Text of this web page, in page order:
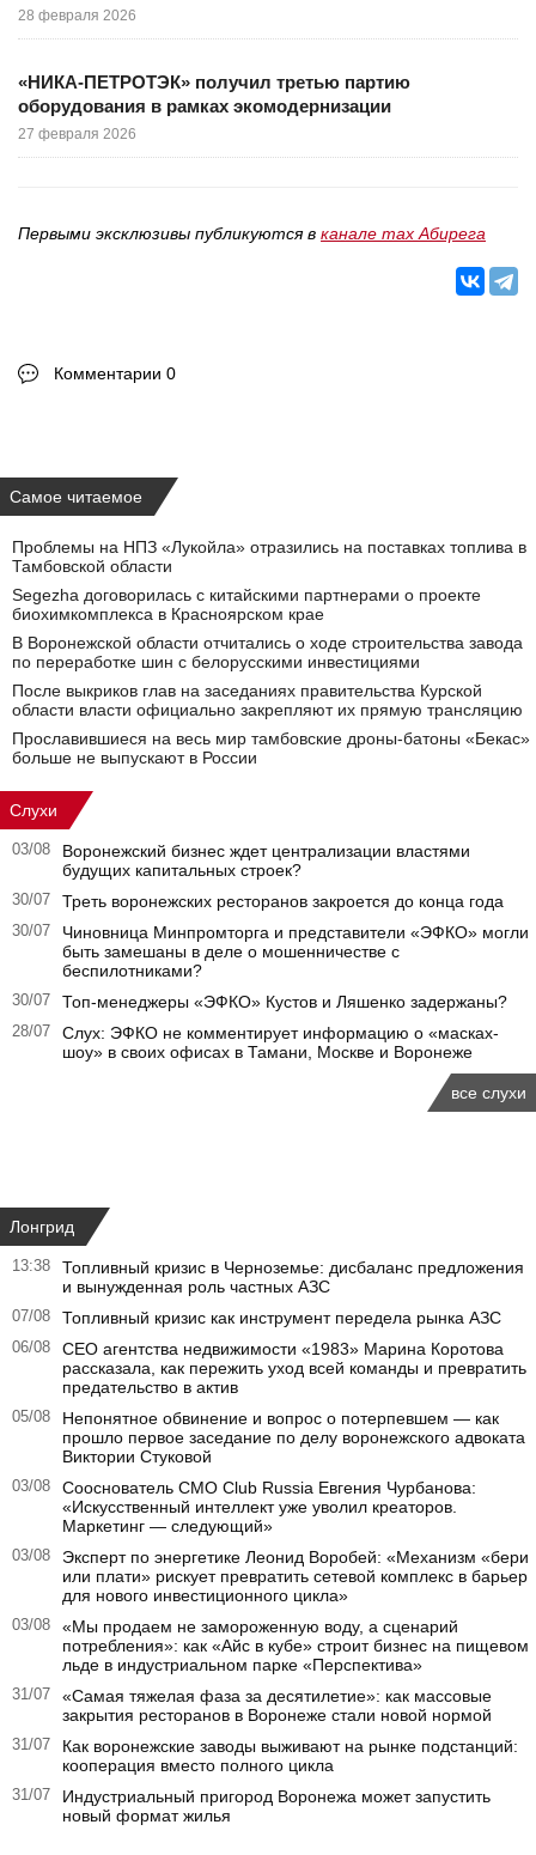
28 февраля 2026
«НИКА-ПЕТРОТЭК» получил третью партию
оборудования в рамках экомодернизации
27 февраля 2026
Первыми эксклюзивы публикуются в канале max Абирега
Комментарии 0
Самое читаемое
Проблемы на НПЗ «Лукойла» отразились на поставках топлива в
Тамбовской области
Segezha договорилась с китайскими партнерами о проекте
биохимкомплекса в Красноярском крае
В Воронежской области отчитались о ходе строительства завода
по переработке шин с белорусскими инвестициями
После выкриков глав на заседаниях правительства Курской
области власти официально закрепляют их прямую трансляцию
Прославившиеся на весь мир тамбовские дроны-батоны «Бекас»
больше не выпускают в России
Слухи
03/08
Воронежский бизнес ждет централизации властями
будущих капитальных строек?
30/07 Треть воронежских ресторанов закроется до конца года
30/07
Чиновница Минпромторга и представители «ЭФКО» могли
быть замешаны в деле о мошенничестве с
беспилотниками?
30/07 Топ-менеджеры «ЭФКО» Кустов и Ляшенко задержаны?
28/07
Слух: ЭФКО не комментирует информацию о «масках-
шоу» в своих офисах в Тамани, Москве и Воронеже
все слухи
Лонгрид
13:38
Топливный кризис в Черноземье: дисбаланс предложения
и вынужденная роль частных АЗС
07/08 Топливный кризис как инструмент передела рынка АЗС
06/08
CEO агентства недвижимости «1983» Марина Коротова
рассказала, как пережить уход всей команды и превратить
предательство в актив
05/08
Непонятное обвинение и вопрос о потерпевшем — как
прошло первое заседание по делу воронежского адвоката
Виктории Стуковой
03/08
Сооснователь CMO Club Russia Евгения Чурбанова:
«Искусственный интеллект уже уволил креаторов.
Маркетинг — следующий»
03/08
Эксперт по энергетике Леонид Воробей: «Механизм «бери
или плати» рискует превратить сетевой комплекс в барьер
для нового инвестиционного цикла»
03/08
«Мы продаем не замороженную воду, а сценарий
потребления»: как «Айс в кубе» строит бизнес на пищевом
льде в индустриальном парке «Перспектива»
31/07
«Самая тяжелая фаза за десятилетие»: как массовые
закрытия ресторанов в Воронеже стали новой нормой
31/07
Как воронежские заводы выживают на рынке подстанций:
кооперация вместо полного цикла
31/07
Индустриальный пригород Воронежа может запустить
новый формат жилья